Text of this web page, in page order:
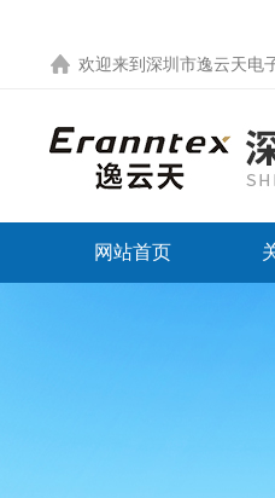
欢迎来到 深圳市逸云天电
网站首页